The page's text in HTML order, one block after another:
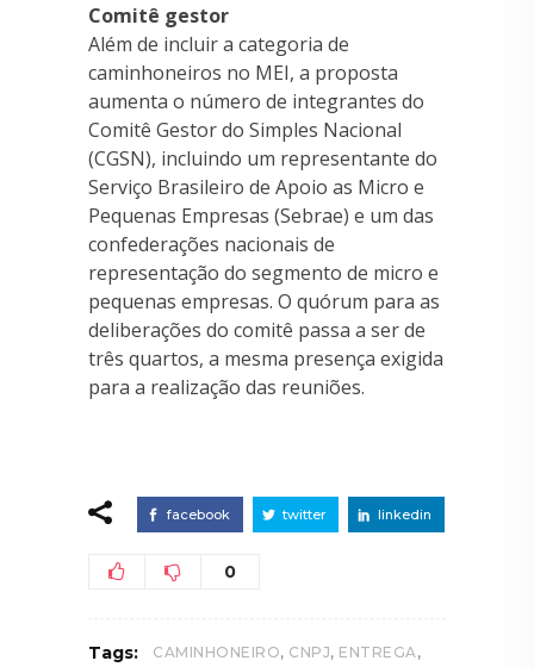
Comitê gestor
Além de incluir a categoria de
caminhoneiros no MEI, a proposta
aumenta o número de integrantes do
Comitê Gestor do Simples Nacional
(CGSN), incluindo um representante do
Serviço Brasileiro de Apoio as Micro e
Pequenas Empresas (Sebrae) e um das
confederações nacionais de
representação do segmento de micro e
pequenas empresas. O quórum para as
deliberações do comitê passa a ser de
três quartos, a mesma presença exigida
para a realização das reuniões.
facebook twitter linkedin
0
Tags: CAMINHONEIRO, CNPJ, ENTREGA ,